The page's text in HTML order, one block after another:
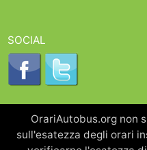
SOCIAL
OrariAutobus.org non
sull'esatezza degli orari